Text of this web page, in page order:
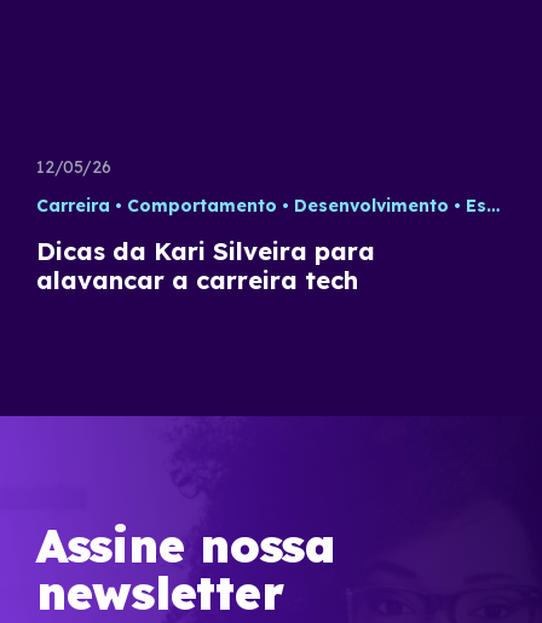
12/05/26
Carreira
Comportamento Desenvolvimento Estratégia
Dicas da Kari Silveira para
alavancar a carreira tech
Assine nossa
newsletter